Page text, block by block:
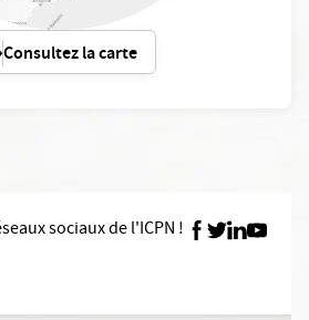
Consultez la carte
sociaux de l'ICPN !